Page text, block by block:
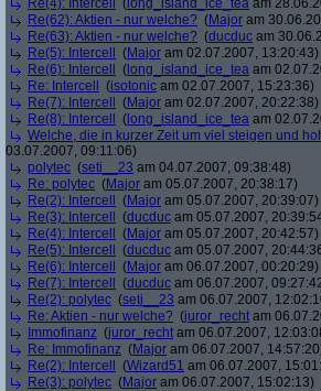
Re(4): Intercell
( long_island_ice_tea am
Re(62): Aktien - nur welche? (Major am
Re(63): Aktien - nur welche? (ducduc am
Re(5): Intercell
(Major am 02.07.2007, 13:20:43)
Re(6): Intercell
( long_island_ice_tea am
Re: Intercell
(isotonic am 02.07.2007, 15:23:36)
Re(7): Intercell
(Major am 02.07.2007, 20:22:38)
Re(8): Intercell
( long_island_ice_tea am
Welche, die in kurzer Zeit um viel steigen und
03.07.2007, 09:11:06)
polytec (seti__23 am 04.07.2007, 09:38:48)
Re: polytec (Major am 05.07.2007, 20:38:17)
Re(2): Intercell
(Major am 05.07.2007, 20:39:07)
Re(3): Intercell
(ducduc am 05.07.2007,
Re(4): Intercell
(Major am 05.07.2007, 20:42:57)
Re(5): Intercell
(ducduc am 05.07.2007,
Re(6): Intercell
(Major am 06.07.2007, 00:20:29)
Re(7): Intercell
(ducduc am 06.07.2007,
Re(2): polytec (seti__23 am 06.07.2007,
Re: Aktien - nur welche? (juror_recht am
Immofinanz (juror_recht am 06.07.2007,
Re: Immofinanz (Major am 06.07.2007,
Re(2): Intercell
(Wizard51 am 06.07.2007,
Re(3): polytec (Major am 06.07.2007, 15:02:13)